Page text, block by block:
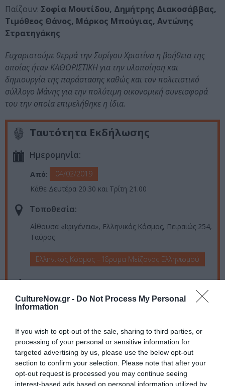
CultureNow.gr - Do Not Process My Personal
Information
If you wish to opt-out of the sale, sharing to third parties, or
processing of your personal or sensitive information for
targeted advertising by us, please use the below opt-out
section to confirm your selection. Please note that after your
opt-out request is processed you may continue seeing
interest-based ads based on personal information utilized by
Παίζουν: Σοφία Μουτίδου, Δημήτρης Διακοσάββας,
Τιμόθεος Θάνος, Μάρκος Μπούγιας, Αντώνης
Στρατηγάκης
Ευχαριστούμε θερμά την Συρίγου Χριστίνα η βοήθεια της
οποίας ήταν ΚΑΘΟΡΙΣΤΙΚΗ για την υλοποίηση και
δημιουργία της παράστασης καθώς και τον πολιτιστικό
σύλλογο Μάνης για την πολύτιμη οικονομική συνεισφορά
του την οποία επιμελήθηκε η ίδια.
Ταυτότητα Εκδήλωσης
Ημερομηνία:
Από:
04/02/2019
Κάθε Δευτέρα 20.30 και Τρίτη 21.00
Τοποθεσία:
Αίθουσα «Ιφιγένεια», Ελληνικός Κόσμος, Πειραιώς 254,
Ταύρος
Ελληνικός Κόσμος – Ίδρυμα Μείζονος Ελληνισμού
Κανονικά εισιτήρια: €15
Προπώληση μέσω viva : €12
στα ταμεία του θεάτρου
Προπώληση:
viva.gr και ταμεία του θεάτρου